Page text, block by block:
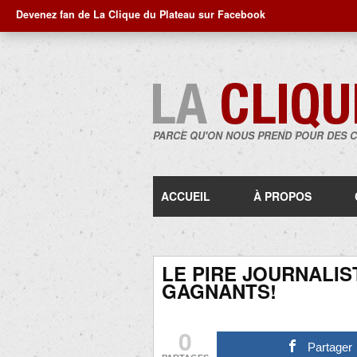
Devenez fan de La Clique du Plateau sur Facebook
PARCE QU'ON NOUS PREND POUR DES
ACCUEIL À PROPOS
LE PIRE
GAGNANTS!
0 Partager